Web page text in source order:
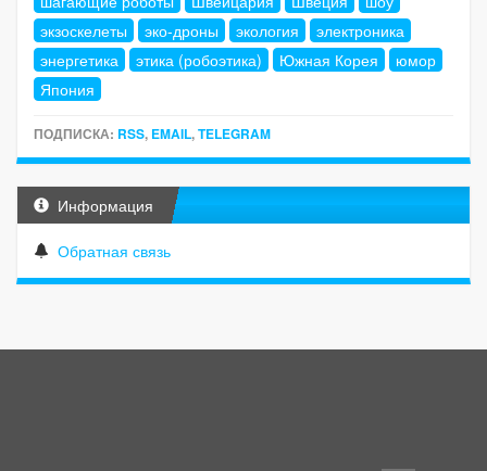
экзоскелеты
эко-дроны экология
электроника
энергетика
этика (робоэтика) Южная Корея
юмор
Япония
ПОДПИСКА: RSS, EMAIL,TELEGRAM
Информация
Обратная связь